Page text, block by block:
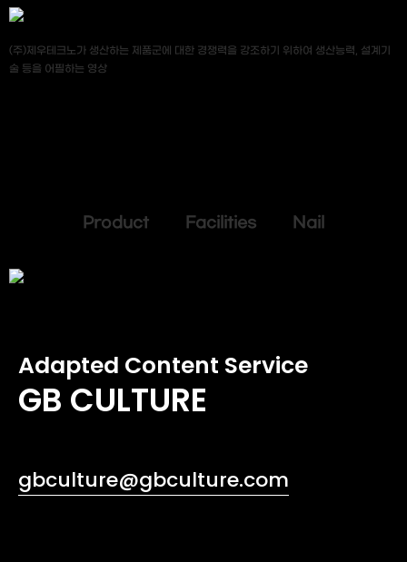
(주)제우테크노가 생산하는 제품군에 대한 경쟁력을 강조하기 위하여 생산능력, 설계기
술 등을 어필하는 영상
Product Facilities Nail
Adapted Content Service
GB CULTURE
gbculture@gbculture.com